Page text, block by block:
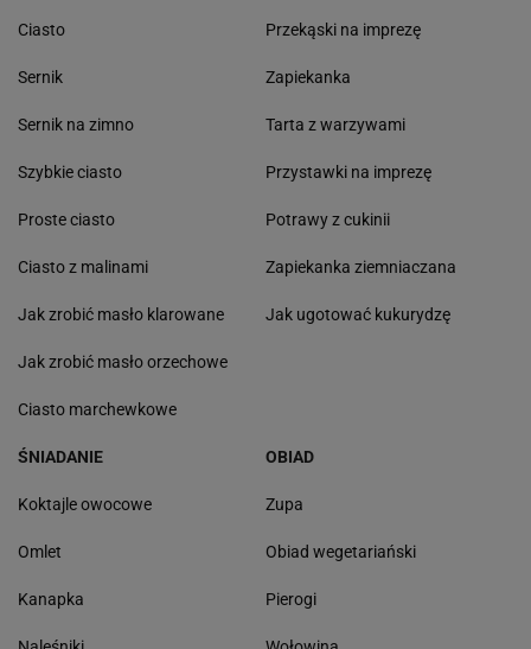
Ciasto
Sernik
Sernik na zimno
Szybkie ciasto
Proste ciasto
Ciasto z malinami
Jak zrobić masło klarowane
Jak zrobić masło orzechowe
Ciasto marchewkowe
Przekąski na imprezę
Zapiekanka
Tarta z warzywami
Przystawki na imprezę
Potrawy z cukinii
Zapiekanka ziemniaczana
Jak ugotować kukurydzę
ŚNIADANIE
Koktajle owocowe
Omlet
Kanapka
OBIAD
Zupa
Obiad wegetariański
Pierogi